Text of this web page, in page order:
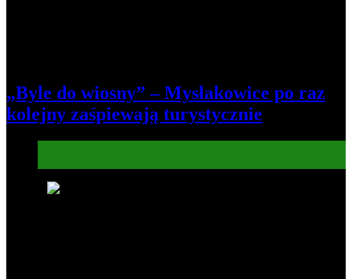
„Byle do wiosny” – Mysłakowice po raz
kolejny zaśpiewają turystycznie